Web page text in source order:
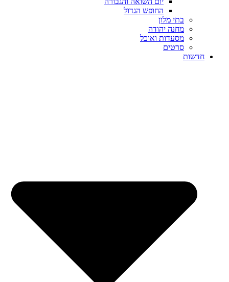
החופש הגדול
בתי מלון
מחנה יהודה
מסעדות ואוכל
סרטים
חדשות